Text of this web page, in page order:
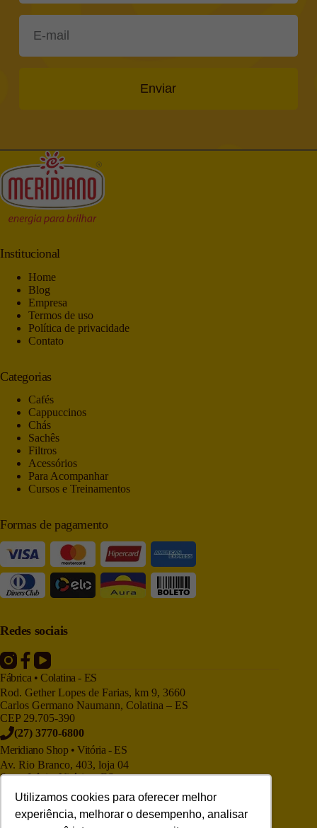
Utilizamos cookies para oferecer melhor
experiência, melhorar o desempenho, analisar
Enviar
Institucional
Home
Blog
Empresa
Termos de uso
Política de privacidade
Contato
Categorias
Cafés
Cappuccinos
Chás
Sachês
Filtros
Acessórios
Para Acompanhar
Cursos e Treinamentos
Formas de pagamento
Redes sociais
Fábrica • Colatina - ES
Rod. Gether Lopes de Farias, km 9, 3660
Carlos Germano Naumann, Colatina – ES
CEP 29.705-390
(27) 3770-6800
Meridiano Shop • Vitória - ES
Av. Rio Branco, 403, loja 04
Santa Lúcia, Vitória – ES
CEP 29.050-705
(27) 3225-9886
Meridiano Shop • Niterói - RJ